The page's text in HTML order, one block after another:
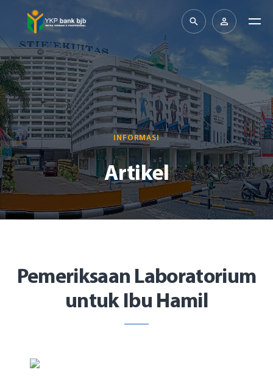
INFORMASI
Artikel
Pemeriksaan Laboratorium
untuk Ibu Hamil